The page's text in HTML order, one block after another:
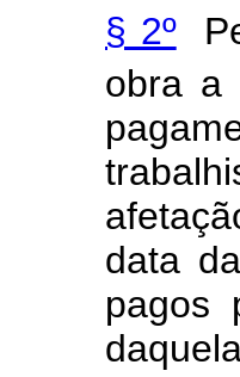
§ 2º
obra a
data
pagos